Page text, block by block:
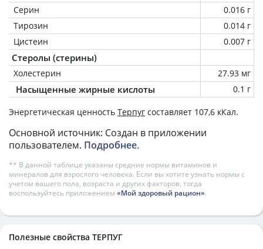
Серин
0.016 г
Тирозин
0.014 г
Цистеин
0.007 г
Стеролы (стерины)
Холестерин 27.93 мг
Насыщенные жирные кислоты 0.1 г
Энергетическая ценность Терпуг составляет 107,6 кКал.
Основной источник: Создан в приложении
пользователем. Подробнее.
** В данной таблице указаны средние нормы витаминов и
минералов для взрослого человека. Если вы хотите узнать нормы с
учетом вашего пола, возраста и других факторов, тогда
воспользуйтесь приложением «Мой здоровый рацион».
Полезные свойства ТЕРПУГ